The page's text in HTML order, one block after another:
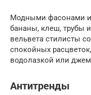
Модными фасонами
бананы, клеш, трубы
вельвета стилисты
спокойных
водолазкой или
Антитренды